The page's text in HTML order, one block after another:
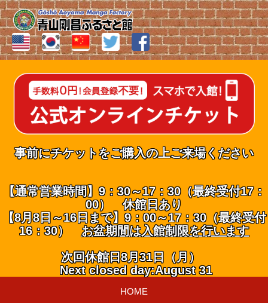
事前にチケットをご購入の上ご来場ください
【通常営業時間】9：30～17：30（最終受付17：
00） 休館日あり
【8月8日～16日まで】9：00～17：30（最終受付
16：30） お盆期間は入館制限を行います
次回休館日8月31日（月）
Next closed day:August 31
HOME